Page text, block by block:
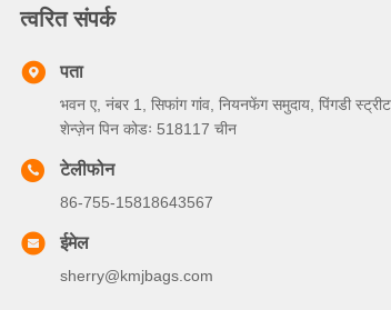
त्वरित संपर्क
पता
भवन ए, नंबर 1, सिफांग गांव, नियनफेंग समुदाय, पिंगडी
शेन्ज़ेन पिन कोडः 518117 चीन
टेलीफोन
86-755-15818643567
ईमेल
sherry@kmjbags.com